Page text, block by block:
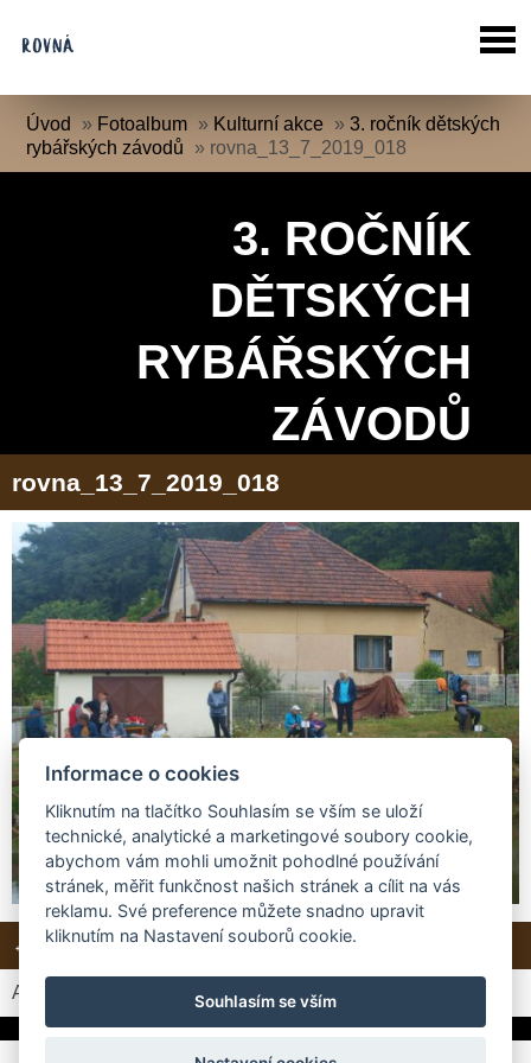
Úvod » Fotoalbum » Kulturní akce »3. ročník dětských
rybářských závodů
» rovna_13_7_2019_018
3. ROČNÍK
DĚTSKÝCH
RYBÁŘSKÝCH
ZÁVODŮ
rovna_13_7_2019_018
← Předchozí Další → Zpět do složky
Automatické procházení: 3 | 4| |
Informace o cookies
Kliknutím na tlačítko Souhlasím se vším se uloží
technické, analytické a marketingové soubory cookie,
abychom vám mohli umožnit pohodlné používání
stránek, měřit funkčnost našich stránek a cílit na vás
reklamu. Své preference můžete snadno upravit
kliknutím na Nastavení souborů cookie.
Souhlasím se vším